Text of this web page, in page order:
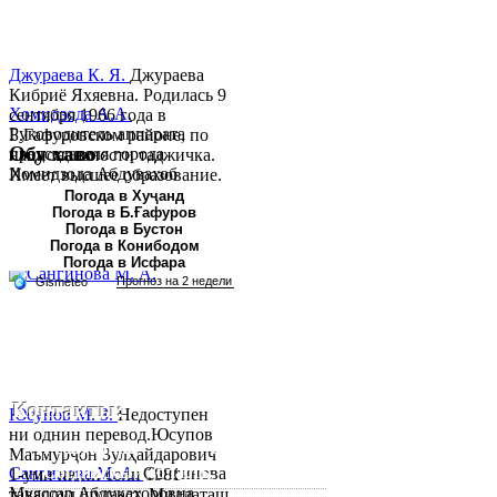
Хомидзода А.А.
Руководитель аппарата
председателя города
Хомидзода Абдувахоб
Абдумаджид родился 8
июня 1978 года в городе
Худжанде. По
национальности...
Сангинова М. А.Сангинова
Муяссар Абдукахоровна
Джураева К. Я. Джураева
Кибриё Яхяевна. Родилась 9
сентября 1966 года в
Б.Гафуровском районе, по
национальности таджичка.
Имеет высшее образование.
В 1997 ...
Юсупов М. З.Недоступен
ни однин перевод.Юсупов
Маъмурҷон Зулҳайдарович
1-уми июни соли 1981
Обу хаво
Погода в Хуҷанд
Погода в Б.Ғафуров
Погода в Бустон
Погода в Конибодом
Погода в Исфара
Контакты:
Республика Таджикистан,
Согдийскый область,